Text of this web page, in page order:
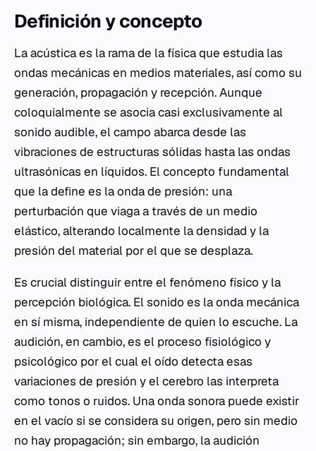
Definición y concepto
La acústica es la rama de la física que estudia las
ondas mecánicas en medios materiales, así como su
generación, propagación y recepción. Aunque
coloquialmente se asocia casi exclusivamente al
sonido audible, el campo abarca desde las
vibraciones de estructuras sólidas hasta las ondas
ultrasónicas en líquidos. El concepto fundamental
que la define es la onda de presión: una
perturbación que viaga a través de un medio
elástico, alterando localmente la densidad y la
presión del material por el que se desplaza.
Es crucial distinguir entre el fenómeno físico y la
percepción biológica. El sonido es la onda mecánica
en sí misma, independiente de quien lo escuche. La
audición, en cambio, es el proceso fisiológico y
psicológico por el cual el oído detecta esas
variaciones de presión y el cerebro las interpreta
como tonos o ruidos. Una onda sonora puede existir
en el vacío si se considera su origen, pero sin medio
no hay propagación; sin embargo, la audición